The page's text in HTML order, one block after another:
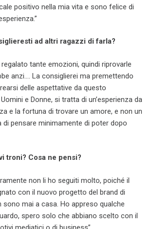
positivo nella mia vita e sono felice di
ad altri ragazzi di farla?
regalato tante emozioni, quindi riprovarle
anzi…. La consiglierei ma premettendo
delle aspettative da questo
e Donne, si tratta di un’esperienza da
e la fortuna di trovare un amore, e non un
di pensare minimamente di poter dopo
troni? Cosa ne pensi?
non li ho seguiti molto, poiché il
con il nuovo progetto del brand di
sono mai a casa. Ho appreso qualche
spero solo che abbiano scelto con il